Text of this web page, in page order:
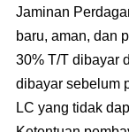
Jaminan
baru, aman, dan
30% T/T dibayar
dibayar sebelum
LC yang tidak